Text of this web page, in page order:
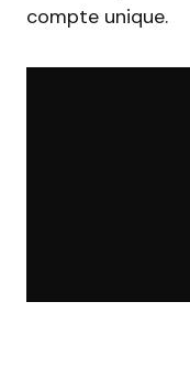
compte unique.